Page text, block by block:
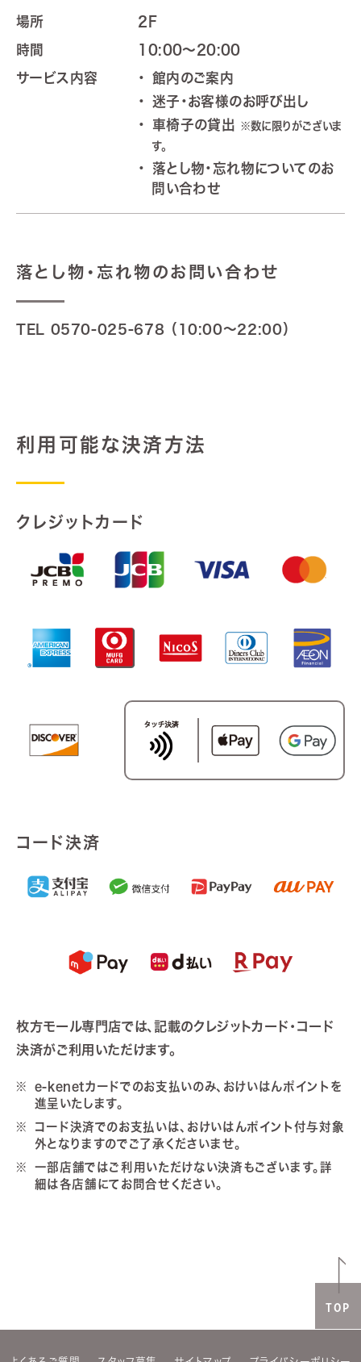
場所 2F
時間 10:00～20:00
サービス内容
館内のご案内
迷子・お客様のお呼び出し
車椅子の貸出 ※数に限りがございま
す。
落とし物・忘れ物についてのお
問い合わせ
落とし物・忘れ物のお問い合わせ
TEL 0570-025-678 （10:00～22:00）
利用可能な決済方法
クレジットカード
コード決済
枚方モール専門店では、記載のクレジットカード・コード
決済がご利用いただけます。
e-kenetカードでのお支払いのみ、おけいはんポイントを
進呈いたします。
コード決済でのお支払いは、おけいはんポイント付与対象
外となりますのでご了承くださいませ。
一部店舗ではご利用いただけない決済もございます。詳
細は各店舗にてお問合せください。
TOP